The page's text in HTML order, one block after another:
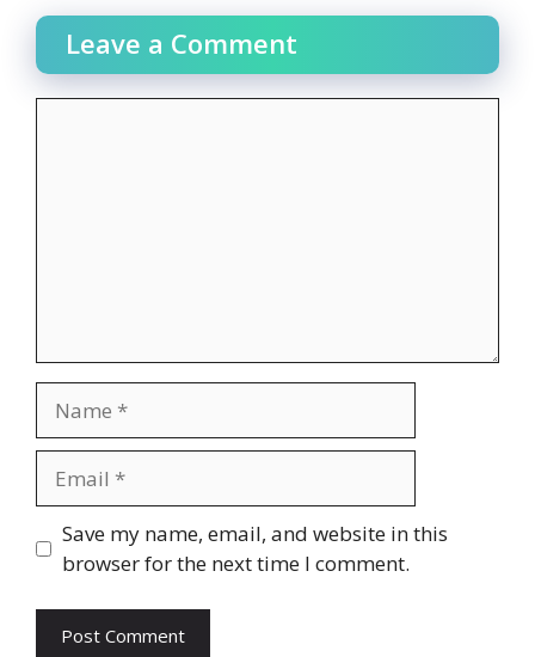
Leave a Comment
Website
Save my name, email, and website in this
browser for the next time I comment.